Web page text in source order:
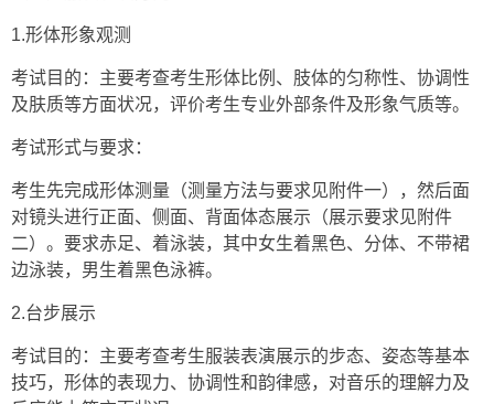
1.形体形象观测
考试目的：主要考查考生形体比例、肢体的匀称性、协调性
及肤质等方面状况，评价考生专业外部条件及形象气质等。
考试形式与要求：
考生先完成形体测量（测量方法与要求见附件一），然后面
对镜头进行正面、侧面、背面体态展示（展示要求见附件
二）。要求赤足、着泳装，其中女生着黑色、分体、不带裙
边泳装，男生着黑色泳裤。
2.台步展示
考试目的：主要考查考生服装表演展示的步态、姿态等基本
技巧，形体的表现力、协调性和韵律感，对音乐的理解力及